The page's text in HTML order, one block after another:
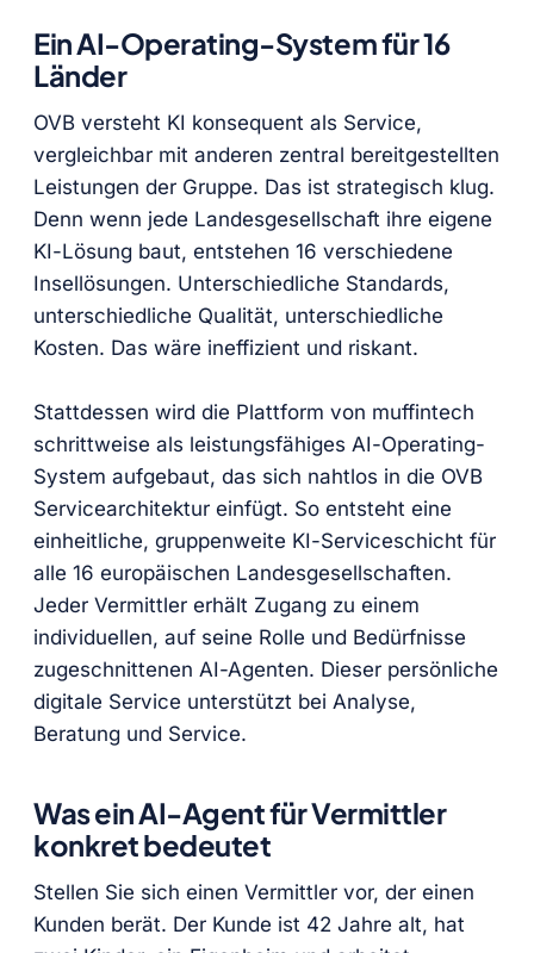
Ein AI-Operating-System für 16
Länder
OVB versteht KI konsequent als Service,
vergleichbar mit anderen zentral bereitgestellten
Leistungen der Gruppe. Das ist strategisch klug.
Denn wenn jede Landesgesellschaft ihre eigene
KI-Lösung baut, entstehen 16 verschiedene
Insellösungen. Unterschiedliche Standards,
unterschiedliche Qualität, unterschiedliche
Kosten. Das wäre ineffizient und riskant.
Stattdessen wird die Plattform von muffintech
schrittweise als leistungsfähiges AI-Operating-
System aufgebaut, das sich nahtlos in die OVB
Servicearchitektur einfügt. So entsteht eine
einheitliche, gruppenweite KI-Serviceschicht für
alle 16 europäischen Landesgesellschaften.
Jeder Vermittler erhält Zugang zu einem
individuellen, auf seine Rolle und Bedürfnisse
zugeschnittenen AI-Agenten. Dieser persönliche
digitale Service unterstützt bei Analyse,
Beratung und Service.
Was ein AI-Agent für Vermittler
konkret bedeutet
Stellen Sie sich einen Vermittler vor, der einen
Kunden berät. Der Kunde ist 42 Jahre alt, hat